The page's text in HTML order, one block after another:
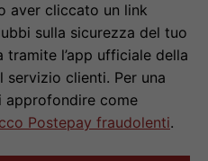
aver cliccato un link
sulla sicurezza del tuo
l’app ufficiale della
clienti. Per una
approfondire come
Postepay fraudolenti.